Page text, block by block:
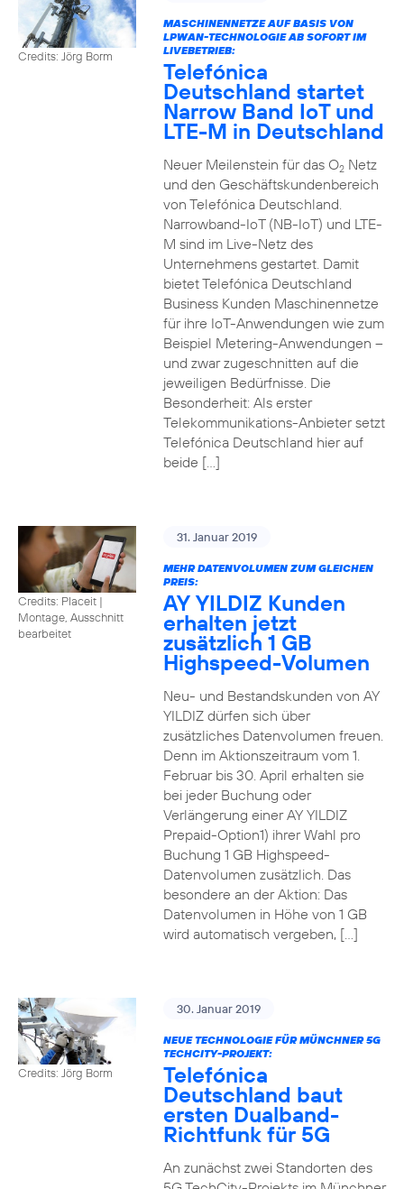
Credits: Jörg Borm
MASCHINENNETZE AUF BASIS VON
LPWAN-TECHNOLOGIE AB SOFORT IM
LIVEBETRIEB:
Telefónica
Deutschland startet
Narrow Band IoT und
LTE-M in Deutschland
Neuer Meilenstein für das O2Netz
und den Geschäftskundenbereich
von Telefónica Deutschland.
Narrowband-IoT (NB-IoT) und LTE-
M sind im Live-Netz des
Unternehmens gestartet. Damit
bietet Telefónica Deutschland
Business Kunden Maschinennetze
für ihre IoT-Anwendungen wie zum
Beispiel Metering-Anwendungen –
und zwar zugeschnitten auf die
jeweiligen Bedürfnisse. Die
Besonderheit: Als erster
Telekommunikations-Anbieter setzt
Telefónica Deutschland hier auf
beide […]
Credits: Placeit |
Montage, Ausschnitt
bearbeitet
31. Januar 2019
MEHR DATENVOLUMEN ZUM GLEICHEN
PREIS:
AY YILDIZ Kunden
erhalten jetzt
zusätzlich 1 GB
Highspeed-Volumen
Neu- und Bestandskunden von AY
YILDIZ dürfen sich über
zusätzliches Datenvolumen freuen.
Denn im Aktionszeitraum vom 1.
Februar bis 30. April erhalten sie
bei jeder Buchung oder
Verlängerung einer AY YILDIZ
Prepaid-Option1) ihrer Wahl pro
Buchung 1 GB Highspeed-
Datenvolumen zusätzlich. Das
besondere an der Aktion: Das
Datenvolumen in Höhe von 1 GB
wird automatisch vergeben, […]
Credits: Jörg Borm
30. Januar 2019
NEUE TECHNOLOGIE FÜR MÜNCHNER 5G
TECHCITY-PROJEKT:
Telefónica
Deutschland baut
ersten Dualband-
Richtfunk für 5G
An zunächst zwei Standorten des